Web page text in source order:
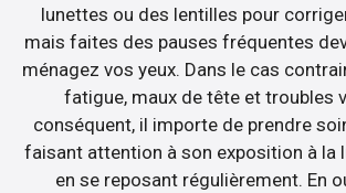
lunettes ou des lentilles pour
mais faites des pauses fréquentes
ménagez vos yeux. Dans le cas
fatigue, maux de tête et troubles
conséquent, il importe de prendre
faisant attention à son exposition à la
en se reposant régulièrement. En